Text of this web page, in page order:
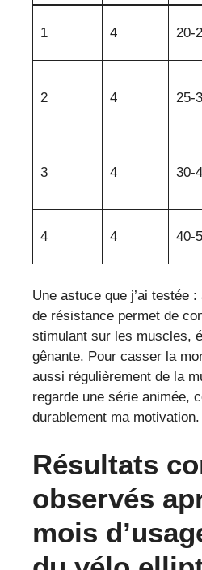
1 4 20-
2 4 25-
3 4 30-
4 4 40-
Une astuce que j’ai testée
de résistance permet de
stimulant sur les muscles,
gênante. Pour casser la
aussi régulièrement de la
regarde une série animée,
durablement ma motivation.
Résultats
observés
mois